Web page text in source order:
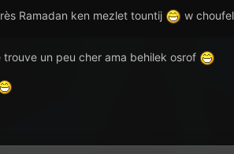
Ramadan ken mezlet tountij w
un peu cher ama behilek osrof